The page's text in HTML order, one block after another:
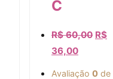
Visualização rápida
C
R$60,00 R$
36,00
Avaliação 0 de